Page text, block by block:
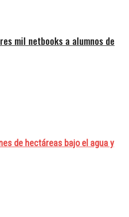
mil netbooks a alumnos de
de hectáreas bajo el agua y